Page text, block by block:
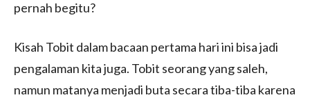
pernah begitu?
Kisah Tobit dalam bacaan pertama hari ini bisa jadi
pengalaman kita juga. Tobit seorang yang saleh,
namun matanya menjadi buta secara tiba-tiba karena